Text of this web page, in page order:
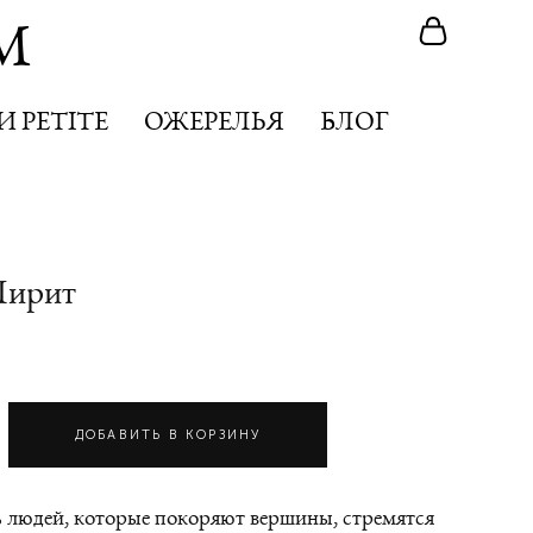
ОЖЕРЕЛЬЯ
БЛОГ
ОЖЕРЕЛЬЯ
БЛОГ
ДОБАВИТЬ В КОРЗИНУ
людей, которые покоряют вершины, стремятся